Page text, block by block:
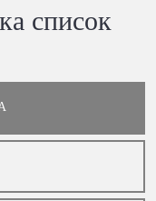
список